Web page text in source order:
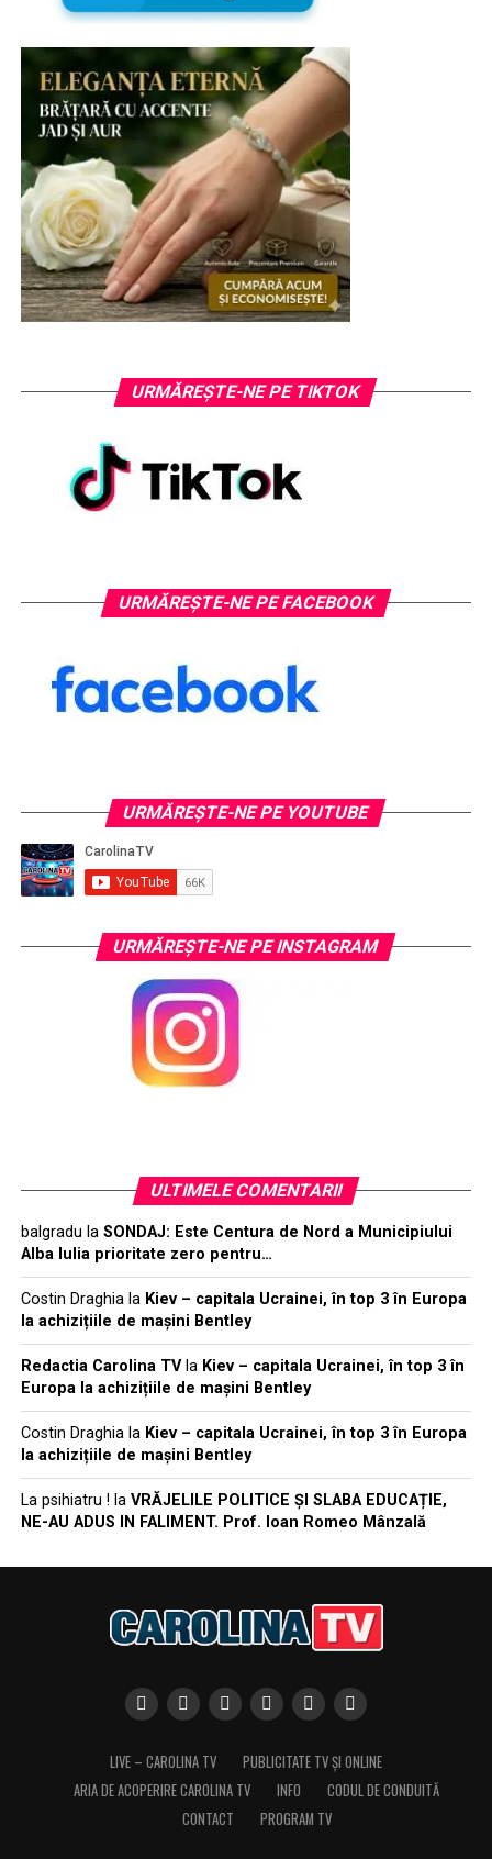
URMĂREȘTE-NE PE TIKTOK
URMĂREȘTE-NE PE FACEBOOK
URMĂREŞTE-NE PE YOUTUBE
URMĂREŞTE-NE PE INSTAGRAM
ULTIMELE COMENTARII
balgradu la SONDAJ: Este Centura de Nord a Municipiului
Alba Iulia prioritate zero pentru…
Costin Draghiala Kiev – capitala Ucrainei, în top 3 în Europa
la achizițiile de mașini Bentley
Redactia Carolina TVla Kiev – capitala Ucrainei, în top 3 în
Europa la achizițiile de mașini Bentley
Costin Draghiala Kiev – capitala Ucrainei, în top 3 în Europa
la achizițiile de mașini Bentley
La psihiatru ! la VRĂJELILE POLITICE ȘI SLABA EDUCAȚIE,
NE-AU ADUS IN FALIMENT. Prof. Ioan Romeo Mânzală
LIVE – CAROLINA TV
PUBLICITATE TV ȘI ONLINE
ARIA DE ACOPERIRE CAROLINA TV
INFO
CODUL DE CONDUITĂ
CONTACT
PROGRAM TV